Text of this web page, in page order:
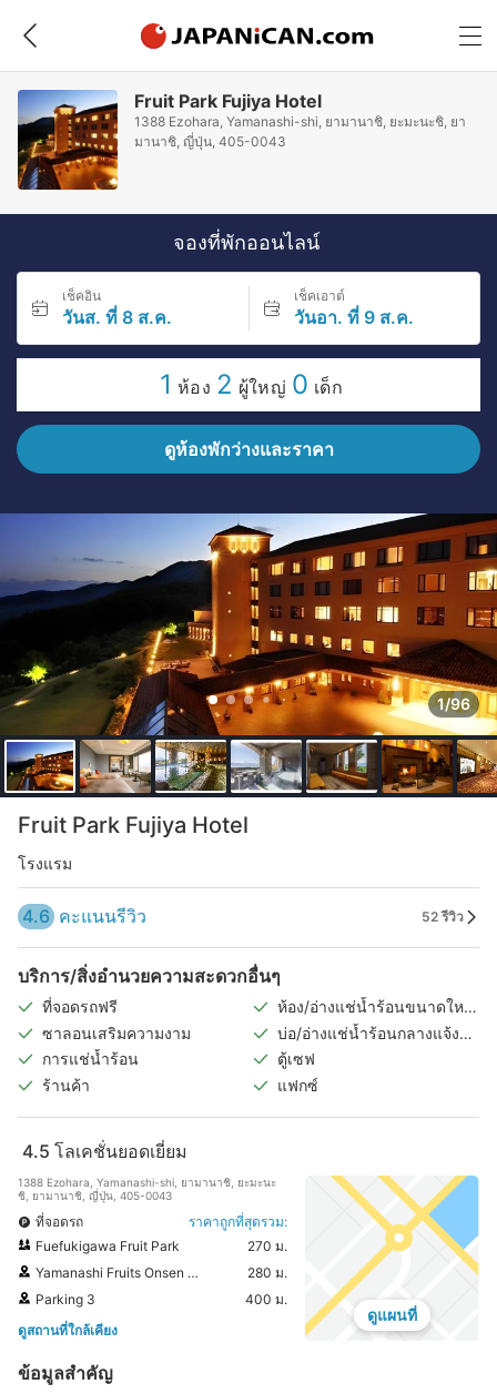
Fruit Park Fujiya Hotel
1388 Ezohara, Yamanashi-shi, ยามานาชิ, ยะมะนะชิ, ยา
มานาชิ, ญี่ปุ่น, 405-0043
จองที่พักออนไลน์
เช็คอิน
วันส. ที่ 8 ส.ค.
เช็คเอาต์
วันอา. ที่ 9 ส.ค.
1 ห้อง 2 ผู้ใหญ่ 0 เด็ก
ดูห้องพักว่างและราคา
1/96
Fruit Park Fujiya Hotel
โรงแรม
4.6 คะแนนรีวิว 52 รีวิว
บริการ/สิ่งอำนวยความสะดวกอื่นๆ
ที่จอดรถฟรี
ห้อง/อ่างแช่น้ำร้อนขนาดใหญ่
ในร่ม
ซาลอนเสริมความงาม
บ่อ/อ่างแช่น้ำร้อนกลางแจ้ง
(แยกชายหญิง)
การแช่น้ำร้อน
ตู้เซฟ
ร้านค้า
แฟกซ์
4.5 โลเคชั่นยอดเยี่ยม
1388 Ezohara, Yamanashi-shi, ยามานาชิ, ยะมะนะ
ชิ, ยามานาชิ, ญี่ปุ่น, 405-0043
ที่จอดรถ
ราคาถูกที่สุดรวม:
Fuefukigawa Fruit Park
270 ม.
Yamanashi Fruits Onsen PukuPuku
280 ม.
Parking 3
400 ม.
ดูสถานที่ใกล้เคียง
ดูแผนที่
ข้อมูลสำคัญ